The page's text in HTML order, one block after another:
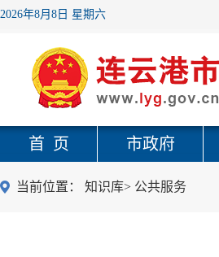
2026年8月8日 星期六
首 页 市政府
当前位置： 知识库> 公共服务